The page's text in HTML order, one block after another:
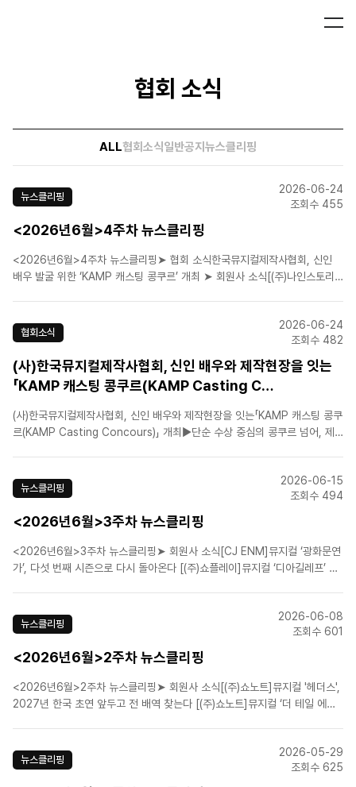
협회 소식
ALL협회소식일반공지 뉴스클리핑
뉴스클리핑
2026-06-24
조회수 455
<2026년6월>4주차 뉴스클리핑
<2026년6월>4주차 뉴스클리핑➤ 협회 소식한국뮤지컬제작사협회, 신인
배우 발굴 위한 ‘KAMP 캐스팅 콩쿠르’ 개최 ➤ 회원사 소식[(주)나인스토리]
틴/2026.6.23-2026..
협회소식
2026-06-24
조회수 482
(사)한국뮤지컬제작사협회, 신인 배우와 제작현장을 잇는
「KAMP 캐스팅 콩쿠르(KAMP Casting C…
(사)한국뮤지컬제작사협회, 신인 배우와 제작현장을 잇는「KAMP 캐스팅 콩쿠
르(KAMP Casting Concours)」 개최▶단순 수상 중심의 콩쿠르 넘어, 제
뮤지컬 시장으로 진입할 수 있는 새로운 접점을 ..
뉴스클리핑
2026-06-15
조회수 494
<2026년6월>3주차 뉴스클리핑
<2026년6월>3주차 뉴스클리핑➤ 회원사 소식[CJ ENM]뮤지컬 ‘광화문연
가’, 다섯 번째 시즌으로 다시 돌아온다 [(주)쇼플레이]뮤지컬 ‘디아길레프’ 삼
니', ..
뉴스클리핑
2026-06-08
조회수 601
<2026년6월>2주차 뉴스클리핑
<2026년6월>2주차 뉴스클리핑➤ 회원사 소식[(주)쇼노트]뮤지컬 '헤더스',
2027년 한국 초연 앞두고 전 배역 찾는다 [(주)쇼노트]뮤지컬 ‘더 테일 에이
뉴스클리핑
2026-05-29
조회수 625